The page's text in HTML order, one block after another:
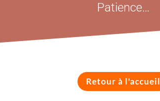
Patience…
Retour à l'accueil